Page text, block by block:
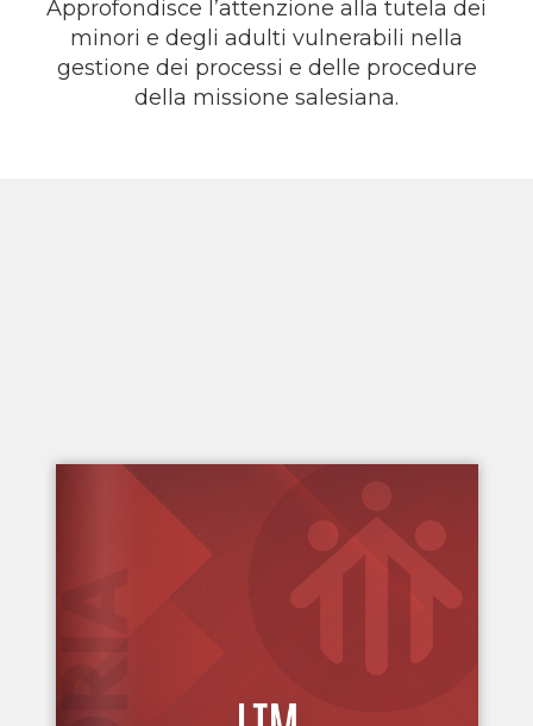
Approfondisce l’attenzione alla tutela dei
minori e degli adulti vulnerabili nella
gestione dei processi e delle procedure
della missione salesiana.